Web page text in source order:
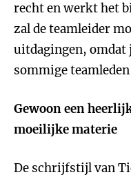
recht en werkt het
zal de teamleider
uitdagingen, omdat
sommige
Gewoon een
moeilijke materie
De schrijfstijl van